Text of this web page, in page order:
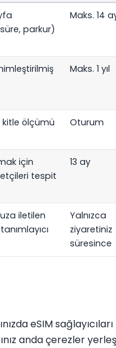
parkur)
Maks. 14
Maks. 1 yıl
ölçümü Oturum
için
tespit
13 ay
iletilen
Yalnızca
ziyaretiniz
süresince
eSIM
anda çerezler